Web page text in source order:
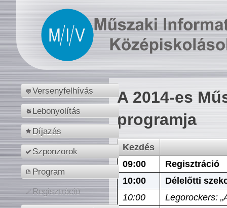
Versenyfelhívás
Lebonyolítás
Díjazás
Szponzorok
Program
Regisztráció
A 2014-es
programja
Kezdés
09:00
Regisztráció
10:00
Délelőtti
10:00
Legorockers: